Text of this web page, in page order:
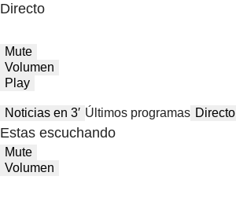
Directo
Mute
Volumen
Play
Noticias en 3′ Últimos programas Directo
Estas escuchando
Mute
Volumen